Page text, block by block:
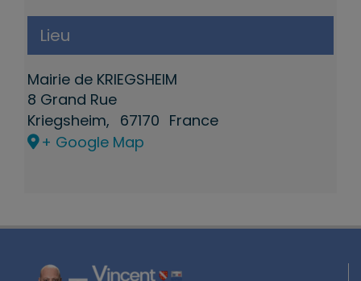
Lieu
Mairie de KRIEGSHEIM
8 Grand Rue
Kriegsheim, 67170 France
+ Google Map